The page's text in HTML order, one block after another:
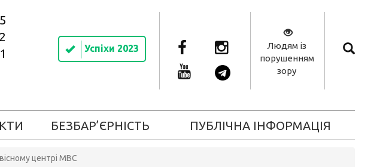
Успіхи 2023
Людям із
порушенням
зору
БЕЗБАР’ЄРНІСТЬ ПУБЛІЧНА ІНФОРМАЦІЯ
центрі МВС